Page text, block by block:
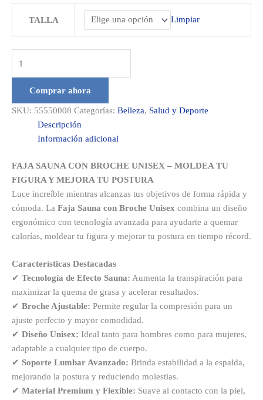
TALLA Limpiar
UNISEX
cantidad
Comprar ahora
SKU: 55550008 Categorías: Belleza, Salud y Deporte
Descripción
Información adicional
FAJA SAUNA CON BROCHE UNISEX – MOLDEA TU
FIGURA Y MEJORA TU POSTURA
Luce increíble mientras alcanzas tus objetivos de forma rápida y
cómoda. La Faja Sauna con Broche Unisex combina un diseño
ergonómico con tecnología avanzada para ayudarte a quemar
calorías, moldear tu figura y mejorar tu postura en tiempo récord.
Características Destacadas
✔ Tecnología de Efecto Sauna: Aumenta la transpiración para
maximizar la quema de grasa y acelerar resultados.
✔ Broche Ajustable: Permite regular la compresión para un
ajuste perfecto y mayor comodidad.
✔ Diseño Unisex: Ideal tanto para hombres como para mujeres,
adaptable a cualquier tipo de cuerpo.
✔ Soporte Lumbar Avanzado: Brinda estabilidad a la espalda,
mejorando la postura y reduciendo molestias.
✔ Material Premium y Flexible: Suave al contacto con la piel,